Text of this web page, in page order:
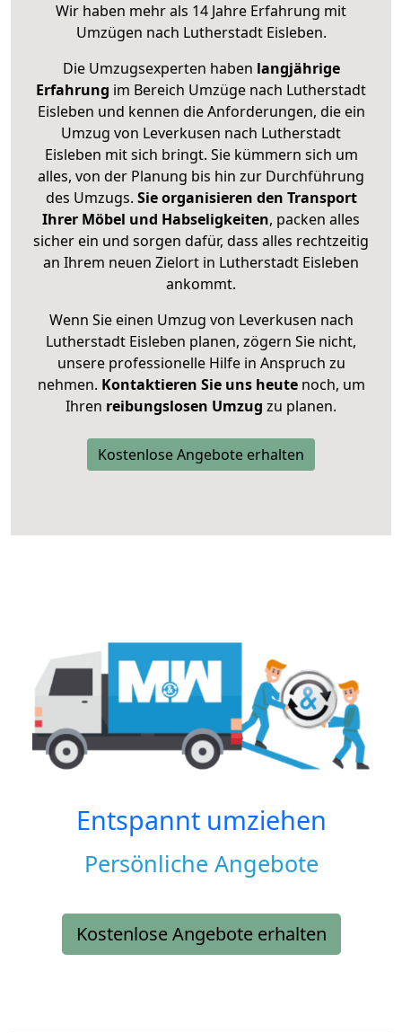
Wir haben mehr als 14 Jahre Erfahrung mit
Umzügen nach Lutherstadt Eisleben.
Die Umzugsexperten haben langjährige
Erfahrung im Bereich Umzüge nach Lutherstadt
Eisleben und kennen die Anforderungen, die ein
Umzug von Leverkusen nach Lutherstadt
Eisleben mit sich bringt. Sie kümmern sich um
alles, von der Planung bis hin zur Durchführung
des Umzugs. Sie organisieren den Transport
Ihrer Möbel und Habseligkeiten, packen alles
sicher ein und sorgen dafür, dass alles rechtzeitig
an Ihrem neuen Zielort in Lutherstadt Eisleben
ankommt.
Wenn Sie einen Umzug von Leverkusen nach
Lutherstadt Eisleben planen, zögern Sie nicht,
unsere professionelle Hilfe in Anspruch zu
nehmen. Kontaktieren Sie uns heutenoch, um
Ihren reibungslosen Umzug zu planen.
Kostenlose Angebote erhalten
Entspannt umziehen
Persönliche Angebote
Kostenlose Angebote erhalten